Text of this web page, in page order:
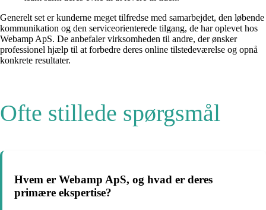
Generelt set er kunderne meget tilfredse med samarbejdet, den løbende
kommunikation og den serviceorienterede tilgang, de har oplevet hos
Webamp ApS. De anbefaler virksomheden til andre, der ønsker
professionel hjælp til at forbedre deres online tilstedeværelse og opnå
konkrete resultater.
Ofte stillede spørgsmål
Hvem er Webamp ApS, og hvad er deres
primære ekspertise?